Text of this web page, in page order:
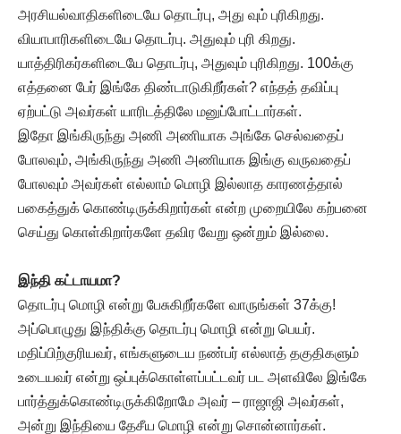
அரசியல்வாதிகளிடையே தொடர்பு, அது வும் புரிகிறது.
வியாபாரிகளிடையே தொடர்பு. அதுவும் புரி கிறது.
யாத்திரிகர்களிடையே தொடர்பு, அதுவும் புரிகிறது. 100க்கு
எத்தனை பேர் இங்கே திண்டாடுகிறீர்கள்? எந்தத் தவிப்பு
ஏற்பட்டு அவர்கள் யாரிடத்திலே மனுப்போட்டார்கள்.
இதோ இங்கிருந்து அணி அணியாக அங்கே செல்வதைப்
போலவும், அங்கிருந்து அணி அணியாக இங்கு வருவதைப்
போலவும் அவர்கள் எல்லாம் மொழி இல்லாத காரணத்தால்
பகைத்துக் கொண்டிருக்கிறார்கள் என்ற முறையிலே கற்பனை
செய்து கொள்கிறார்களே தவிர வேறு ஒன்றும் இல்லை.
இந்தி கட்டாயமா?
தொடர்பு மொழி என்று பேசுகிறீர்களே வாருங்கள் 37க்கு!
அப்பொழுது இந்திக்கு தொடர்பு மொழி என்று பெயர்.
மதிப்பிற்குரியவர், எங்களுடைய நண்பர் எல்லாத் தகுதிகளும்
உடையவர் என்று ஒப்புக்கொள்ளப்பட்டவர் பட அளவிலே இங்கே
பார்த்துக்கொண்டிருக்கிறோமே அவர் – ராஜாஜி அவர்கள்,
அன்று இந்தியை தேசீய மொழி என்று சொன்னார்கள்.